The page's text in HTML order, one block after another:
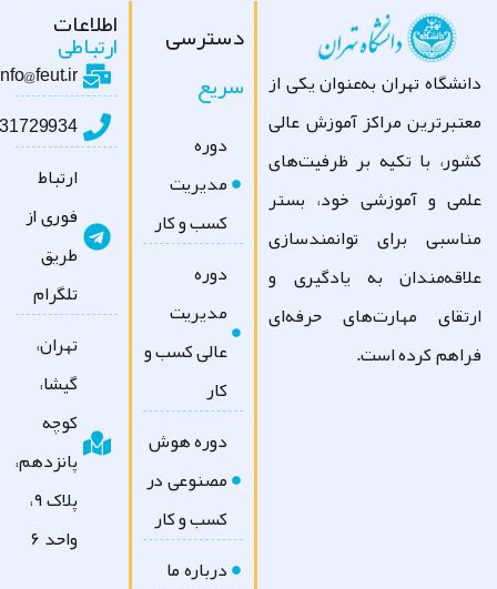
تهران به‌عنوان یکی از
مراکز آموزش عالی
با تکیه بر ظرفیت‌های
و آموزشی خود، بستر
برای توانمندسازی
به یادگیری و
مهارت‌های حرفه‌ای
کرده است.
دسترسی
سریع
دوره
مدیریت
کسب و کار
دوره
مدیریت
عالی کسب و
دوره هوش
مصنوعی در
کسب و کار
درباره ما
اطلاعات
ارتباطی
info@feut.ir
09031729934
ارتباط
فوری از
طریق
تلگرام
تهران،
گیشا،
کوچه
پانزدهم،
پلاک ۹،
واحد ۶